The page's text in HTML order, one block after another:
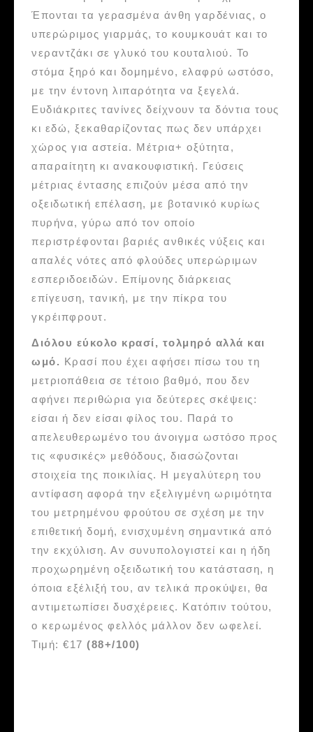
Έπονται τα γερασμένα άνθη γαρδένιας, ο
υπερώριμος γιαρμάς, το κουμκουάτ και το
νεραντζάκι σε γλυκό του κουταλιού. Το
στόμα ξηρό και δομημένο, ελαφρύ ωστόσο,
με την έντονη λιπαρότητα να ξεγελά.
Ευδιάκριτες τανίνες δείχνουν τα δόντια τους
κι εδώ, ξεκαθαρίζοντας πως δεν υπάρχει
χώρος για αστεία. Μέτρια+ οξύτητα,
απαραίτητη κι ανακουφιστική. Γεύσεις
μέτριας έντασης επιζούν μέσα από την
οξειδωτική επέλαση, με βοτανικό κυρίως
πυρήνα, γύρω από τον οποίο
περιστρέφονται βαριές ανθικές νύξεις και
απαλές νότες από φλούδες υπερώριμων
εσπεριδοειδών. Επίμονης διάρκειας
επίγευση, τανική, με την πίκρα του
γκρέιπφρουτ.
Διόλου εύκολο κρασί, τολμηρό αλλά και
ωμό. Κρασί που έχει αφήσει πίσω του τη
μετριοπάθεια σε τέτοιο βαθμό, που δεν
αφήνει περιθώρια για δεύτερες σκέψεις:
είσαι ή δεν είσαι φίλος του. Παρά το
απελευθερωμένο του άνοιγμα ωστόσο προς
τις «φυσικές» μεθόδους, διασώζονται
στοιχεία της ποικιλίας. Η μεγαλύτερη του
αντίφαση αφορά την εξελιγμένη ωριμότητα
του μετρημένου φρούτου σε σχέση με την
επιθετική δομή, ενισχυμένη σημαντικά από
την εκχύλιση. Αν συνυπολογιστεί και η ήδη
προχωρημένη οξειδωτική του κατάσταση, η
όποια εξέλιξή του, αν τελικά προκύψει, θα
αντιμετωπίσει δυσχέρειες. Κατόπιν τούτου,
ο κερωμένος φελλός μάλλον δεν ωφελεί.
Τιμή: €17 (88+/100)